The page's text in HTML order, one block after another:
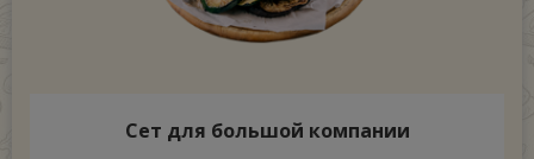
Сет для большой компании